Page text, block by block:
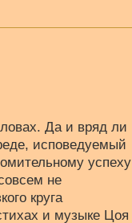
Да и вряд ли
исповедуемый
успеху
не
круга
и музыке Цоя